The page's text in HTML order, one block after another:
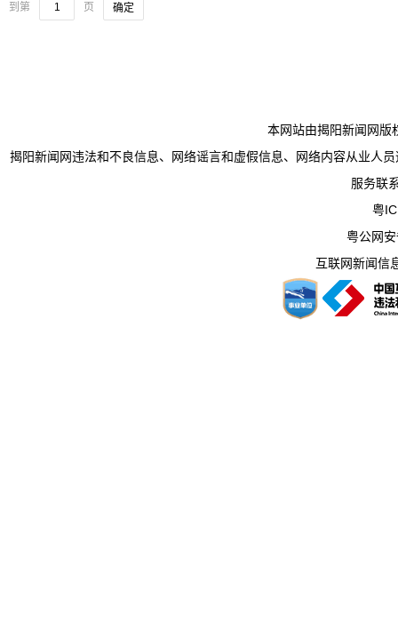
到第 页 确定
本网站由揭阳新闻网版
揭阳新闻网违法和不良信息、网络谣言和虚假信息、网络内容从业人
服务联
粤
粤公网
互联网新闻信